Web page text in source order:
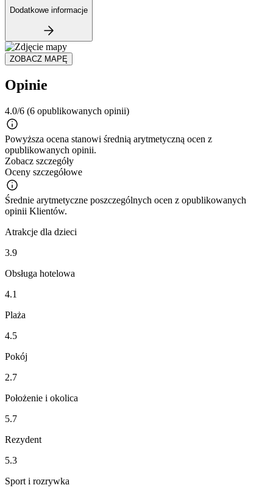
Dodatkowe informacje
ZOBACZ MAPĘ
Opinie
4.0/6 (6 opublikowanych opinii)
Powyższa ocena stanowi średnią arytmetyczną ocen z
opublikowanych opinii.
Zobacz szczegóły
Oceny szczegółowe
Średnie arytmetyczne poszczególnych ocen z opublikowanych
opinii Klientów.
Atrakcje dla dzieci
3.9
Obsługa hotelowa
4.1
Plaża
4.5
Pokój
2.7
Położenie i okolica
5.7
Rezydent
5.3
Sport i rozrywka